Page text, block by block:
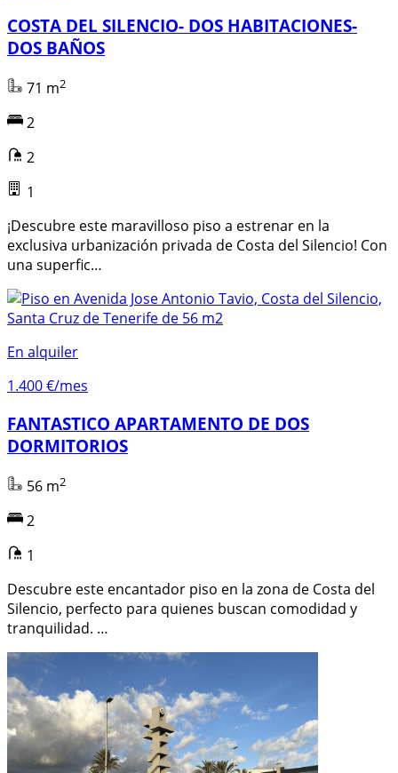
COSTA DEL SILENCIO- DOS HABITACIONES-
DOS BAÑOS
71 m2
2
2
1
¡Descubre este maravilloso piso a estrenar en la
exclusiva urbanización privada de Costa del Silencio! Con
una superfic…
En alquiler
1.400 €/mes
FANTASTICO APARTAMENTO DE DOS
DORMITORIOS
56 m2
2
1
Descubre este encantador piso en la zona de Costa del
Silencio, perfecto para quienes buscan comodidad y
tranquilidad. …